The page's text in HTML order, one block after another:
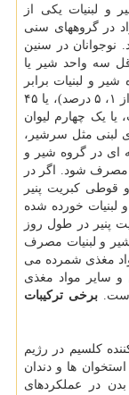
و لبنیات یکی از
در گروههای سنی
نوجوانان در سنین
سه واحد شیر یا
و لبنیات برابر
است با یک لیوان شیر یا ماست کم چرب (کمتر از ۱، ۵ درصد)، یا ۴۵
یا یک چهارم لیوان
های لبنی مثل سرشیر،
ای در گروه شیر و
شود. اگر در
قوطی کبریت پنیر
خورده شده
پنیر در طول روز
و لبنیات مصرف
مغذی شمرده می
و سایر مواد مغذی
برخی ترکیبات
کلسیم در رژیم
بدن در استخوان ها و دندان
در عملکردهای